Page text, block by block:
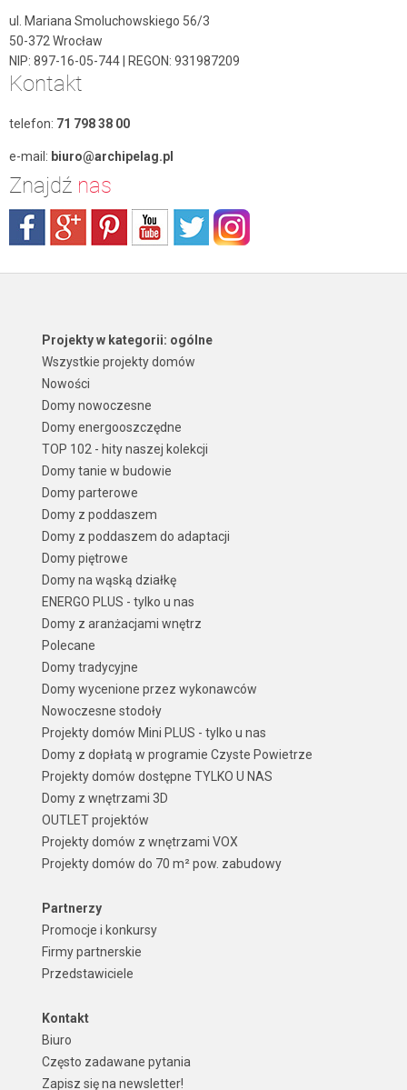
ul. Mariana Smoluchowskiego 56/3
50-372 Wrocław
NIP: 897-16-05-744 | REGON: 931987209
Kontakt
telefon: 71 798 38 00
e-mail: biuro@archipelag.pl
Znajdź nas
Projekty w kategorii: ogólne
Wszystkie projekty domów
Nowości
Domy nowoczesne
Domy energooszczędne
TOP 102 - hity naszej kolekcji
Domy tanie w budowie
Domy parterowe
Domy z poddaszem
Domy z poddaszem do adaptacji
Domy piętrowe
Domy na wąską działkę
ENERGO PLUS - tylko u nas
Domy z aranżacjami wnętrz
Polecane
Domy tradycyjne
Domy wycenione przez wykonawców
Nowoczesne stodoły
Projekty domów Mini PLUS - tylko u nas
Domy z dopłatą w programie Czyste Powietrze
Projekty domów dostępne TYLKO U NAS
Domy z wnętrzami 3D
OUTLET projektów
Projekty domów z wnętrzami VOX
Projekty domów do 70 m² pow. zabudowy
Partnerzy
Promocje i konkursy
Firmy partnerskie
Przedstawiciele
Kontakt
Biuro
Często zadawane pytania
Zapisz się na newsletter!